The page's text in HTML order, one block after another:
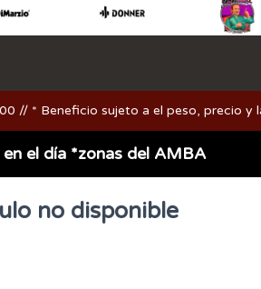
// * Beneficio sujeto a el peso, precio y
el día *zonas del AMBA
no disponible